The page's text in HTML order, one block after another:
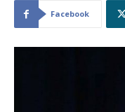
Facebook